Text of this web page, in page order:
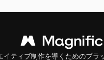
イティブ制作を導くためのプラ